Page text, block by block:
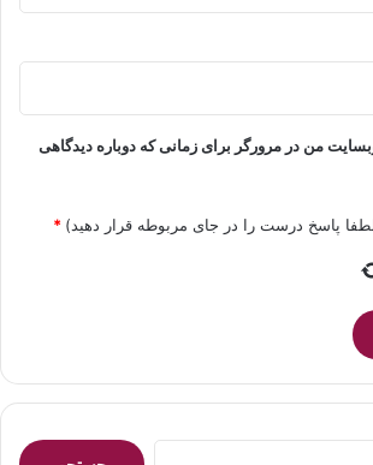
من در مرورگر برای زمانی که دوباره دیدگاهی
پاسخ درست را در جای مربوطه قرار دهید) *
جستجو